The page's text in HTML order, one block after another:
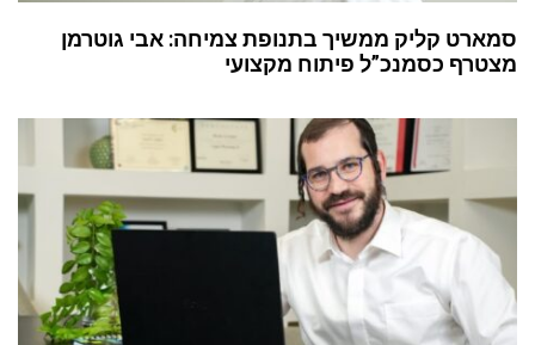
סמארט קליק ממשיך בתנופת צמיחה: אבי גוטרמן
מצטרף כסמנכ”ל פיתוח מקצועי